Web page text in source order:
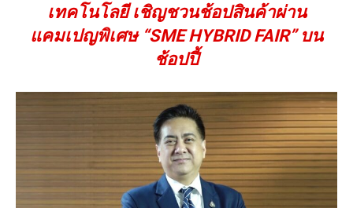
เทคโนโลยี เชิญชวนช้อปสินค้าผ่าน
แคมเปญพิเศษ “SME HYBRID FAIR” บน
ช้อปปี้